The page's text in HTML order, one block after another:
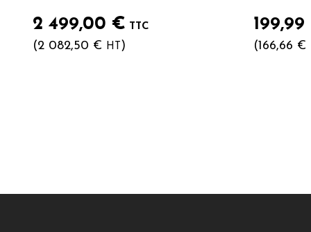
2 499,00 € TTC
(2 082,50 € HT )
199,99
(166,66 €